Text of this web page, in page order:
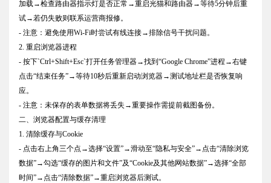
加载→检查路由器指示灯是否正常→重启光猫和路由器→等待5分钟后重
试→若仍失败则联系运营商报修。
- 注意：避免使用Wi-Fi时尝试有线连接→排除信号干扰问题。
2. 重启浏览器进程
- 按下`Ctrl+Shift+Esc`打开任务管理器→找到“Google Chrome”进程→右键
点击“结束任务”→等待10秒后重新启动浏览器→测试地址栏是否恢复响
应。
- 注意：未保存的表单数据将丢失→重要操作需提前截图备份。
二、浏览器配置与缓存清理
1. 清除缓存与Cookie
- 点击右上角三个点→选择“设置”→滑动至“隐私与安全”→点击“清除浏览
数据”→勾选“缓存的图片和文件”及“Cookie及其他网站数据”→选择“全部
时间”→点击“清除数据”→重启浏览器后测试。